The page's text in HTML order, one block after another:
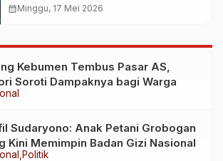
Luncurkan 166 SPPG
calendar_monthMinggu, 17 Mei 2026
Kebumen Tembus Pasar AS,
Soroti Dampaknya bagi Warga
Politik
Sudaryono: Anak Petani Grobogan
Kini Memimpin Badan Gizi Nasional